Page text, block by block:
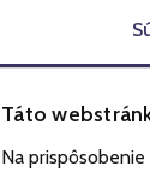
Táto
Na